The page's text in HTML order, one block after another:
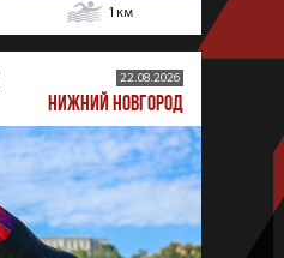
1 км
22.08.2026
НИЖНИЙ НОВГОРОД